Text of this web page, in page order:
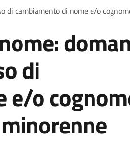
di cambiamento di nome e/o
di
e/o